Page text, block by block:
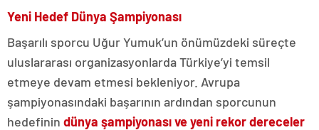
Yeni Hedef Dünya Şampiyonası
Başarılı sporcu Uğur Yumuk’un önümüzdeki süreçte
uluslararası organizasyonlarda Türkiye’yi temsil
etmeye devam etmesi bekleniyor. Avrupa
şampiyonasındaki başarının ardından sporcunun
hedefinin dünya şampiyonası ve yeni rekor dereceler